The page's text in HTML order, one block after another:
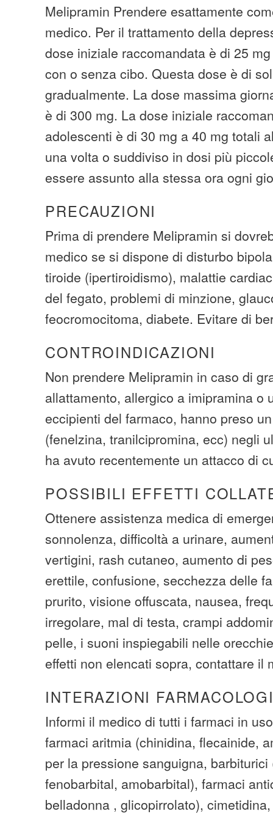
Melipramin Prendere esattamente
medico. Per il trattamento della
dose iniziale raccomandata è di 25
con o senza cibo. Questa dose è di
gradualmente. La dose massima
è di 300 mg. La dose iniziale
adolescenti è di 30 mg a 40 mg totali
una volta o suddiviso in dosi più
essere assunto alla stessa ora ogni
PRECAUZIONI
Prima di prendere Melipramin si
medico se si dispone di disturbo
tiroide (ipertiroidismo), malattie
del fegato, problemi di minzione,
feocromocitoma, diabete. Evitare di
CONTROINDICAZIONI
Non prendere Melipramin in caso di
allattamento, allergico a imipramina o
eccipienti del farmaco, hanno preso
(fenelzina, tranilcipromina, ecc) negli
ha avuto recentemente un attacco di
POSSIBILI EFFETTI
Ottenere assistenza medica di
sonnolenza, difficoltà a urinare,
vertigini, rash cutaneo, aumento di
erettile, confusione, secchezza delle
prurito, visione offuscata, nausea,
irregolare, mal di testa, crampi
pelle, i suoni inspiegabili nelle
effetti non elencati sopra, contattare il
INTERAZIONI
Informi il medico di tutti i farmaci in
farmaci aritmia (chinidina, flecainide,
per la pressione sanguigna,
fenobarbital, amobarbital), farmaci
belladonna , glicopirrolato),